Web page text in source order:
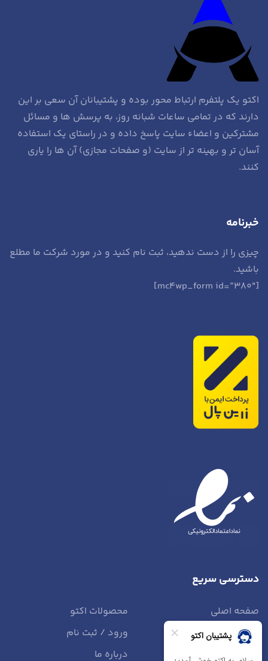
اکتو یک پلتفرم ارتباط محور بوده و پشتیبانان آن سعی بر این
دارند که در تمامی ساعات شبانه روز، به پرسش ها و مسائل
مشترکین و اعضاء سایت پاسخ داده و در راستای یک استفاده
آسان تر و بهینه تر از سایت (و صفحات مجازی) آن ها را یاری
کنند.
خبرنامه
چیزی را از دست ندهید، ثبت نام کنید و در مورد شرکت ما مطلع
باشید.
[mc4wp_form id=”380″]
دسترسی سریع
صفحه اصلی
محصولات اکتو
وبلاگ
ورود / ثبت نام
تماس با ما
درباره ما